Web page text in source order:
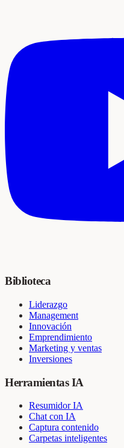
Biblioteca
Liderazgo
Management
Innovación
Emprendimiento
Marketing y ventas
Inversiones
Herramientas IA
Resumidor IA
Chat con IA
Captura contenido
Carpetas inteligentes